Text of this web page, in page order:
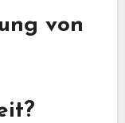
von